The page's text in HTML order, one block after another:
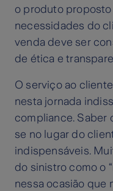
o produto
necessidades do
venda deve ser
de ética e
O serviço ao
nesta jornada
compliance. Saber
se no lugar do
indispensáveis.
do sinistro como o
nessa ocasião que